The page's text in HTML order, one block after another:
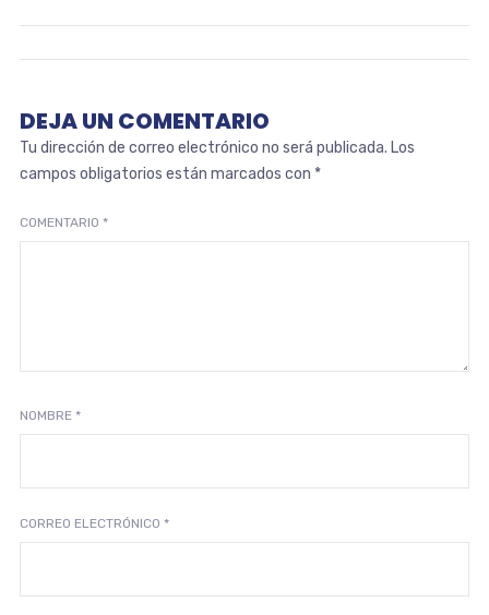
DEJA UN COMENTARIO
Tu dirección de correo electrónico no será publicada. Los
campos obligatorios están marcados con *
COMENTARIO *
NOMBRE *
CORREO ELECTRÓNICO *